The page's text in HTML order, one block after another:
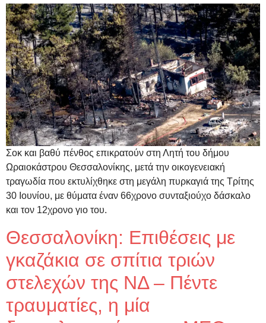
Σοκ και βαθύ πένθος επικρατούν στη Λητή του δήμου
Ωραιοκάστρου Θεσσαλονίκης, μετά την οικογενειακή
τραγωδία που εκτυλίχθηκε στη μεγάλη πυρκαγιά της Τρίτης
30 Ιουνίου, με θύματα έναν 66χρονο συνταξιούχο δάσκαλο
και τον 12χρονο γιο του.
Θεσσαλονίκη: Επιθέσεις με
γκαζάκια σε σπίτια τριών
στελεχών της ΝΔ – Πέντε
τραυματίες, η μία